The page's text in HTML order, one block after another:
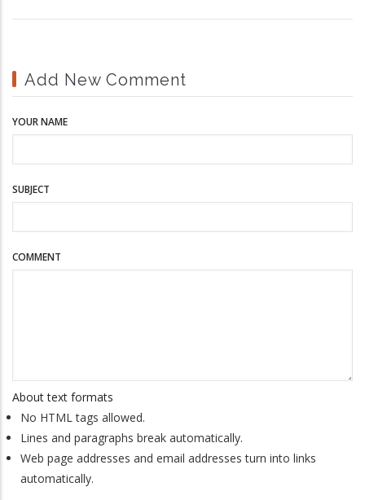
Add New Comment
YOUR NAME
SUBJECT
COMMENT
About text formats
No HTML tags allowed.
Lines and paragraphs break automatically.
Web page addresses and email addresses turn into links
automatically.